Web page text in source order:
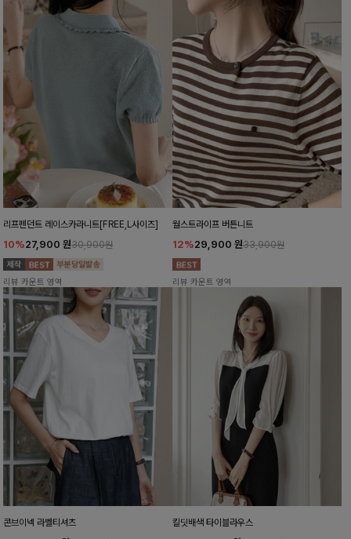
리프펜던트 레이스카라니트[FREE,L사이즈]
10%27,900 원30,900원
리뷰 카운트 영역
월스트라이프 버튼니트
12%29,900 원33,900원
리뷰 카운트 영역
콘브이넥 라벨티셔츠 킬딧배색 타이블라우스